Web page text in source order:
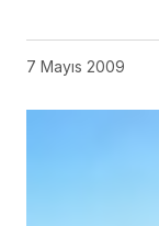
7 Mayıs 2009